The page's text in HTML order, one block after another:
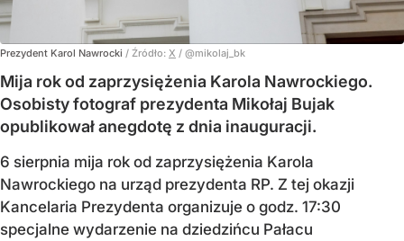
Prezydent Karol Nawrocki / Źródło: X / @mikolaj_bk
Mija rok od zaprzysiężenia Karola Nawrockiego.
Osobisty fotograf prezydenta Mikołaj Bujak
opublikował anegdotę z dnia inauguracji.
6 sierpnia mija rok od zaprzysiężenia Karola
Nawrockiego na urząd prezydenta RP. Z tej okazji
Kancelaria Prezydenta organizuje o godz. 17:30
specjalne wydarzenie na dziedzińcu Pałacu